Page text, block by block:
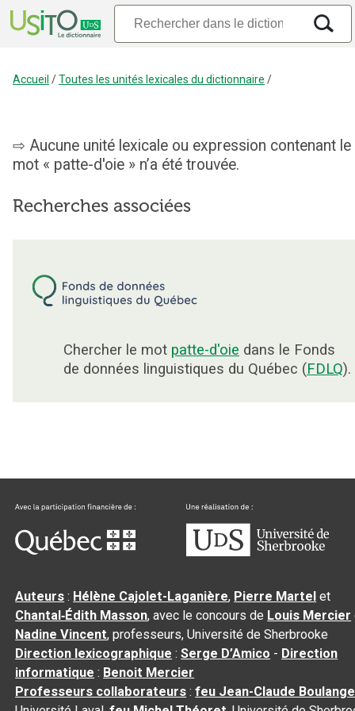
Accueil /Toutes les unités lexicales du dictionnaire /
Aucune unité lexicale ou expression contenant le
mot « patte-d'oie » n’a été trouvée.
Recherches associées
Chercher le mot patte-d'oie dans le Fonds
de données linguistiques du Québec (FDLQ).
Auteurs : Hélène Cajolet-Laganière, Pierre Martel et
Chantal‑Édith Masson, avec le concours de Louis Mercier
Nadine Vincent, professeurs, Université de Sherbrooke
Direction lexicographique :Serge D’Amico - Direction
informatique : Benoit Mercier
Professeurs collaborateurs :feu Jean-Claude